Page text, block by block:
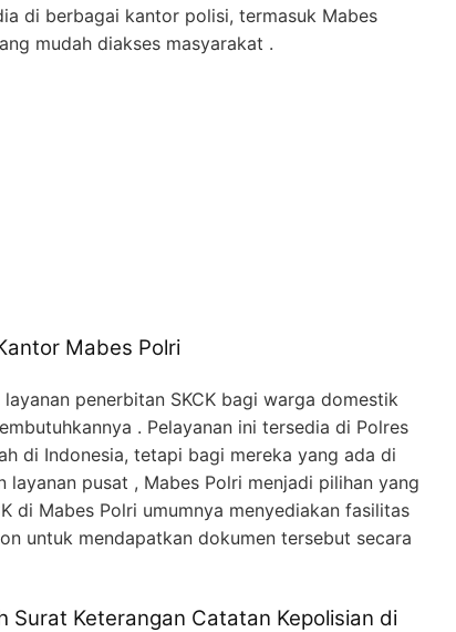
di berbagai kantor polisi, termasuk Mabes
mudah diakses masyarakat .
Mabes Polri
penerbitan SKCK bagi warga domestik
. Pelayanan ini tersedia di Polres
di Indonesia, tetapi bagi mereka yang ada di
layanan pusat , Mabes Polri menjadi pilihan yang
di Mabes Polri umumnya menyediakan fasilitas
untuk mendapatkan dokumen tersebut secara
Surat Keterangan Catatan Kepolisian di